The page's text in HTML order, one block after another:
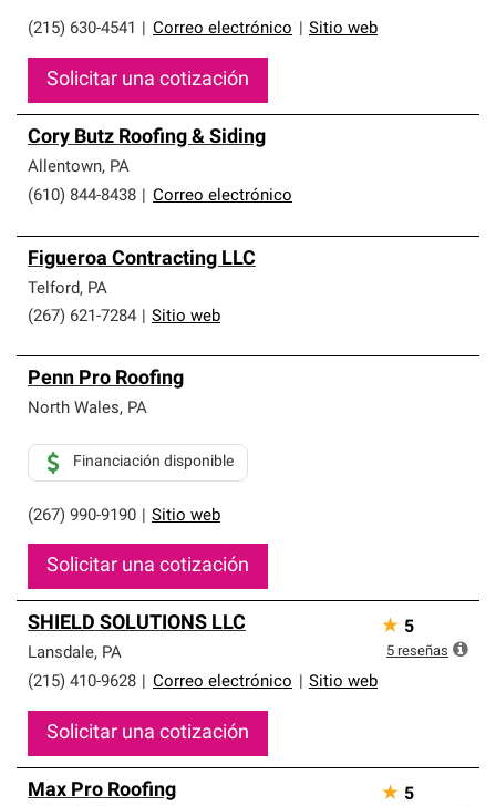
(215) 630-4541 Correo electrónico Sitio web
Solicitar una cotización
Cory Butz Roofing & Siding
Allentown, PA
(610) 844-8438
Correo electrónico
Figueroa Contracting LLC
Telford, PA
(267) 621-7284
Sitio web
Penn Pro Roofing
North Wales, PA
(267) 990-9190 Sitio web
Financiación disponible
Solicitar una cotización
SHIELD SOLUTIONS LLC
Lansdale, PA
(215) 410-9628
Correo electrónico Sitio web
Solicitar una cotización
★ 5
5 reseñas
Max Pro Roofing ★ 5